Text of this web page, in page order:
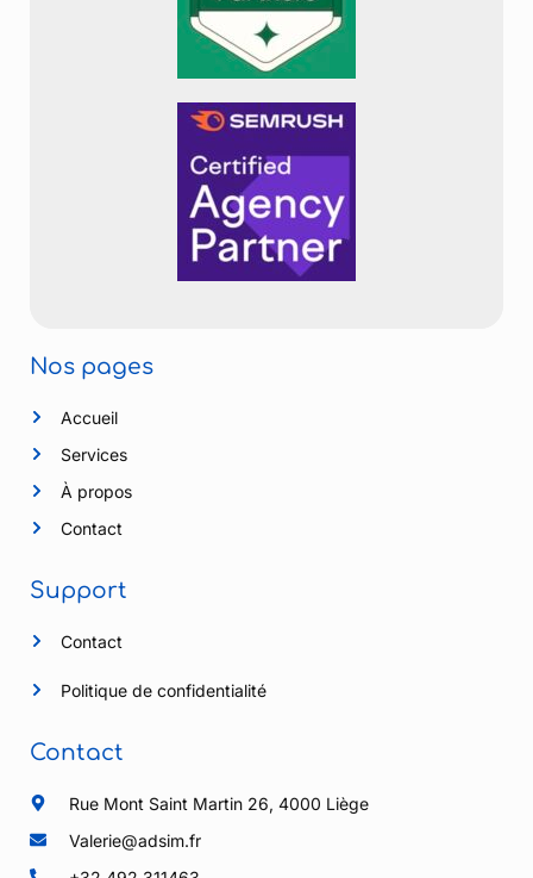
Nos pages
Accueil
Services
À propos
Contact
Support
Contact
Politique de confidentialité
Contact
Rue Mont Saint Martin 26, 4000 Liège
Valerie@adsim.fr